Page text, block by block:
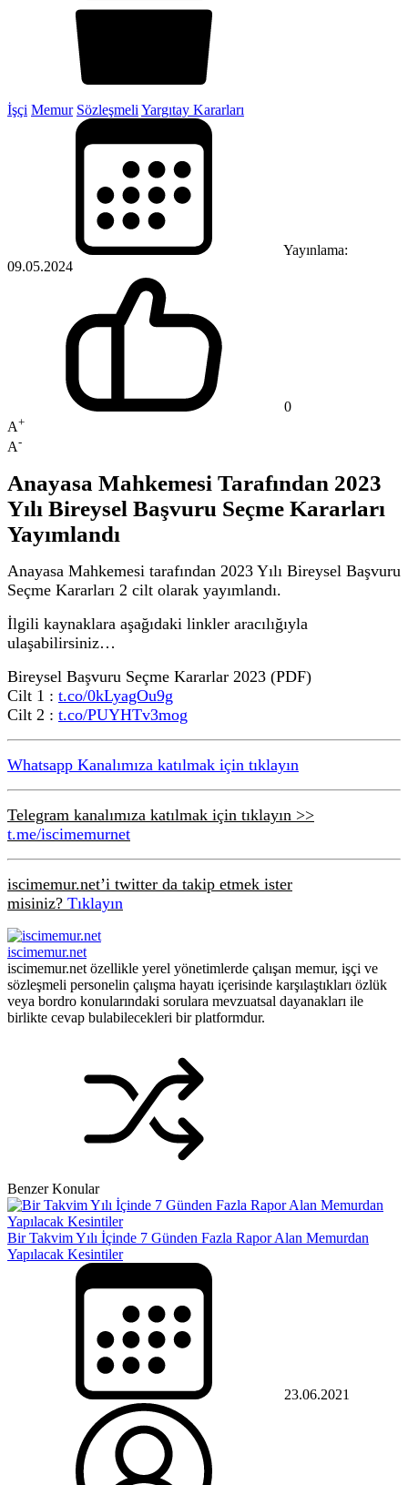
İşçi Memur Sözleşmeli Yargıtay Kararları
Yayınlama:
09.05.2024
0
A+
A-
Anayasa Mahkemesi Tarafından 2023
Yılı Bireysel Başvuru Seçme Kararları
Yayımlandı
Anayasa Mahkemesi tarafından 2023 Yılı Bireysel Başvuru
Seçme Kararları 2 cilt olarak yayımlandı.
İlgili kaynaklara aşağıdaki linkler aracılığıyla
ulaşabilirsiniz…
Bireysel Başvuru Seçme Kararlar 2023 (PDF)
Cilt 1 : t.co/0kLyagOu9g
Cilt 2 : t.co/PUYHTv3mog
Whatsapp Kanalımıza katılmak için tıklayın
Telegram kanalımıza katılmak için tıklayın >>
t.me/iscimemurnet
iscimemur.net’i twitter da takip etmek ister
misiniz? Tıklayın
iscimemur.net
iscimemur.net özellikle yerel yönetimlerde çalışan memur, işçi ve
sözleşmeli personelin çalışma hayatı içerisinde karşılaştıkları özlük
veya bordro konularındaki sorulara mevzuatsal dayanakları ile
birlikte cevap bulabilecekleri bir platformdur.
Benzer Konular
Bir Takvim Yılı İçinde 7 Günden Fazla Rapor Alan Memurdan
Yapılacak Kesintiler
23.06.2021